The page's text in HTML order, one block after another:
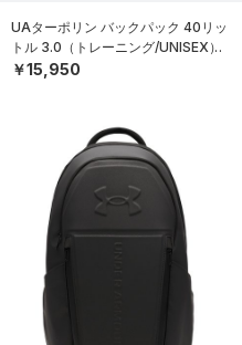
UAターポリン バックパック 40リッ
トル 3.0（トレーニング/UNISEX）
￥15,950